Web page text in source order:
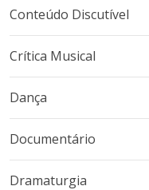
Conteúdo Discutível
Crítica Musical
Dança
Documentário
Dramaturgia